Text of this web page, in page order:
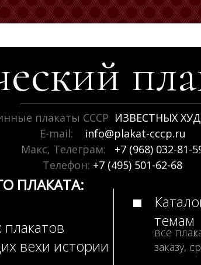
плакаты СССР ИЗВЕСТНЫХ
E-mail:
info@plakat-cccp.ru
Макс, Телеграм:
+7 (968) 032-81-
Телефон: +7 (495) 501-62-68
ПЛАКАТА:
плакатов
вехи истории
темам
все
заказу,